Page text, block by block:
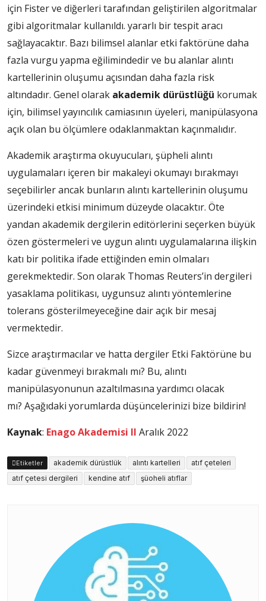
için Fister ve diğerleri tarafından geliştirilen algoritmalar
gibi algoritmalar kullanıldı. yararlı bir tespit aracı
sağlayacaktır. Bazı bilimsel alanlar etki faktörüne daha
fazla vurgu yapma eğilimindedir ve bu alanlar alıntı
kartellerinin oluşumu açısından daha fazla risk
altındadır. Genel olarak akademik dürüstlüğü korumak
için, bilimsel yayıncılık camiasının üyeleri, manipülasyona
açık olan bu ölçümlere odaklanmaktan kaçınmalıdır.
Akademik araştırma okuyucuları, şüpheli alıntı
uygulamaları içeren bir makaleyi okumayı bırakmayı
seçebilirler ancak bunların alıntı kartellerinin oluşumu
üzerindeki etkisi minimum düzeyde olacaktır. Öte
yandan akademik dergilerin editörlerini seçerken büyük
özen göstermeleri ve uygun alıntı uygulamalarına ilişkin
katı bir politika ifade ettiğinden emin olmaları
gerekmektedir. Son olarak Thomas Reuters’in dergileri
yasaklama politikası, uygunsuz alıntı yöntemlerine
tolerans gösterilmeyeceğine dair açık bir mesaj
vermektedir.
Sizce araştırmacılar ve hatta dergiler Etki Faktörüne bu
kadar güvenmeyi bırakmalı mı? Bu, alıntı
manipülasyonunun azaltılmasına yardımcı olacak
mı? Aşağıdaki yorumlarda düşüncelerinizi bize bildirin!
Kaynak: Enago Akademisi II Aralık 2022
Etiketler akademik dürüstlük alıntı kartelleri
atıf çeteleri
atıf çetesi dergileri
kendine atıf şüoheli atıflar